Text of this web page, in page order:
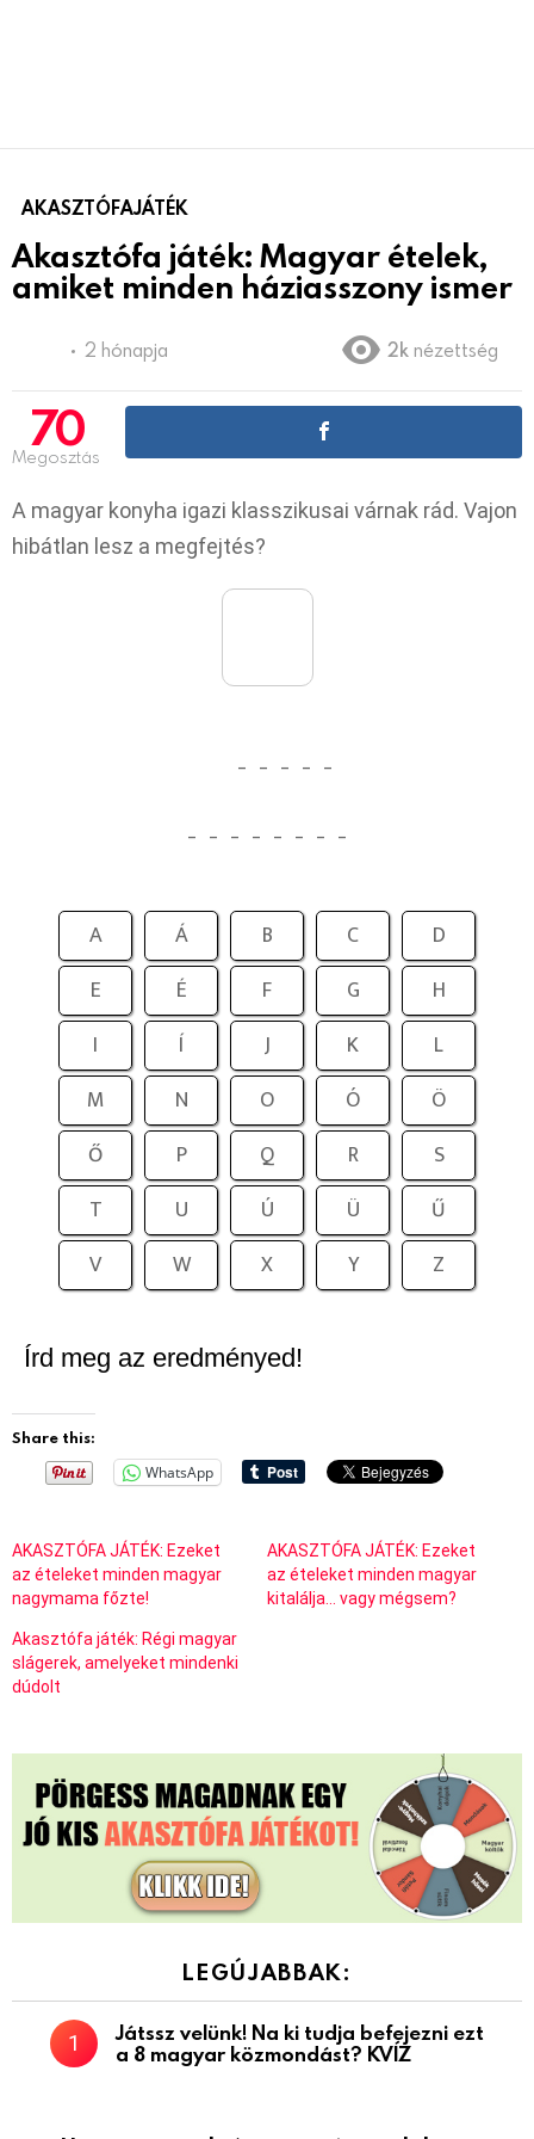
AKASZTÓFAJÁTÉK
Akasztófa játék: Magyar ételek,
amiket minden háziasszony ismer
2 hónapja 2k nézettség
70
Megosztás
A magyar konyha igazi klasszikusai várnak rád. Vajon
hibátlan lesz a megfejtés?
A Á B C
D
E
É F G
H
I
Í J K
L
M
N O Ó
Ö
Ő
P Q R
S
T
U Ú Ü
Ű
V
W X Y Z
Írd meg az eredményed!
Share this:
WhatsApp
AKASZTÓFA JÁTÉK: Ezeket
az ételeket minden magyar
nagymama főzte!
AKASZTÓFA JÁTÉK: Ezeket
az ételeket minden magyar
kitalálja… vagy mégsem?
Akasztófa játék: Régi magyar
slágerek, amelyeket mindenki
dúdolt
LEGÚJABBAK:
Játssz velünk! Na ki tudja befejezni ezt
a 8 magyar közmondást? KVÍZ